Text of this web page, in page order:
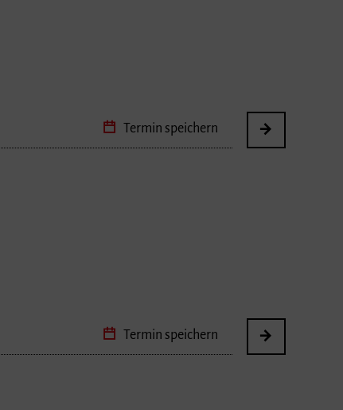
Termin speichern
Termin speichern